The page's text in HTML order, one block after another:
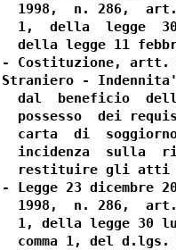
1998,  n. 286,
1,  della  legge
della legge 11
- Costituzione, artt.
Straniero -
dal  beneficio
possesso  dei
carta  di
incidenza  sulla
restituire gli atti
- Legge 23 dicembre
1998,  n. 286,
1, della legge 30
comma 1, del d.lgs.